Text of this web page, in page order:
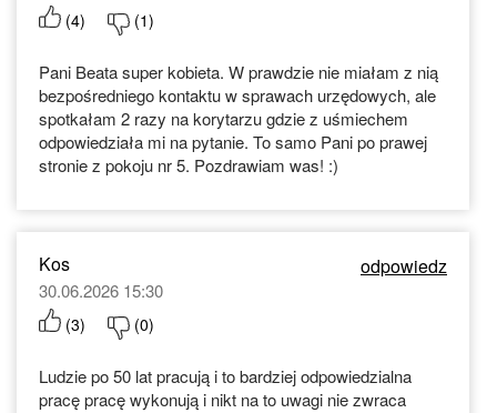
(4) (1)
Pani Beata super kobieta. W prawdzie nie miałam z nią
bezpośredniego kontaktu w sprawach urzędowych, ale
spotkałam 2 razy na korytarzu gdzie z uśmiechem
odpowiedziała mi na pytanie. To samo Pani po prawej
stronie z pokoju nr 5. Pozdrawiam was! :)
Kos odpowiedz
30.06.2026 15:30
(3) (0)
Ludzie po 50 lat pracują i to bardziej odpowiedzialna
pracę pracę wykonują i nikt na to uwagi nie zwraca